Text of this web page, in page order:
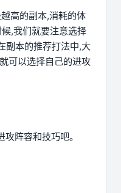
高的副本,消耗的体
,我们就要注意选择
副本的推荐打法中,大
可以选择自己的进攻
阵容和技巧吧。